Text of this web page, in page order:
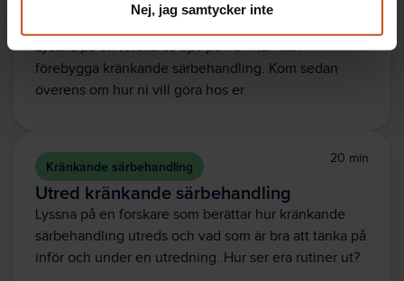
Nej, jag samtycker inte
Förebygg kränkande särbehandling
Lyssna på en forskares tips på hur man kan
förebygga kränkande särbehandling. Kom sedan
överens om hur ni vill göra hos er.
Kränkande särbehandling 20 min
Utred kränkande särbehandling
Lyssna på en forskare som berättar hur kränkande
särbehandling utreds och vad som är bra att tänka på
inför och under en utredning. Hur ser era rutiner ut?